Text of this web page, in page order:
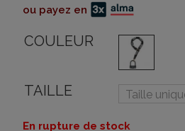
ou payez en
COULEUR
TAILLE
En rupture de stock